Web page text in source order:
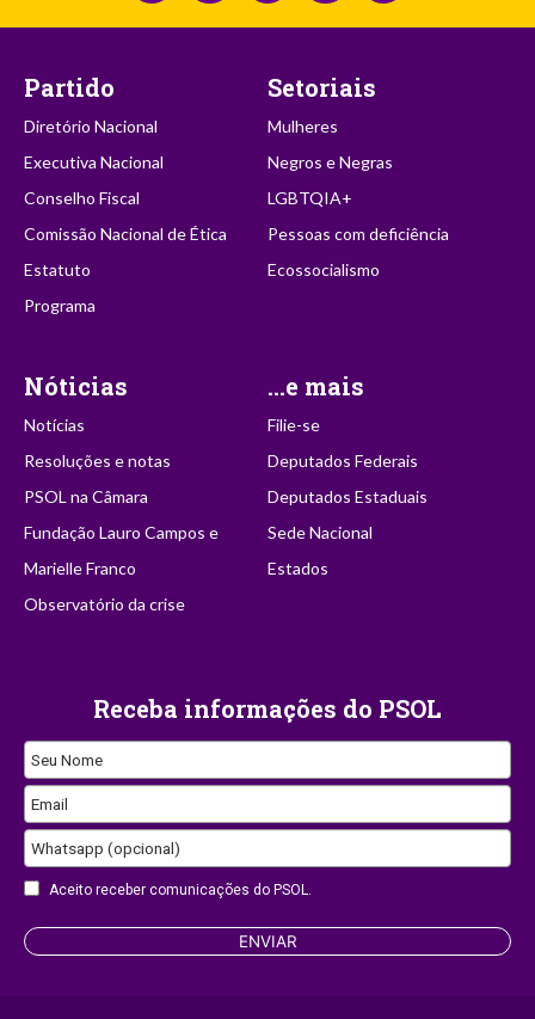
Partido
Diretório Nacional
Executiva Nacional
Conselho Fiscal
Comissão Nacional de Ética
Estatuto
Programa
Setoriais
Mulheres
Negros e Negras
LGBTQIA+
Pessoas com deficiência
Ecossocialismo
Nóticias
Notícias
Resoluções e notas
PSOL na Câmara
Fundação Lauro Campos e
Marielle Franco
Observatório da crise
...e mais
Filie-se
Deputados Federais
Deputados Estaduais
Sede Nacional
Estados
Receba informações do PSOL
Seu Nome
Email
Whatsapp (opcional)
Website
Aceito receber comunicações do PSOL.
ENVIAR